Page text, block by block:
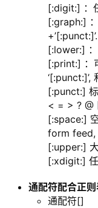
[:digit:] ：
[:graph:]
+’[:punct:]’.
[:lower:]
[:print:] ：
‘[:punct:]’,
[:punct:]
< = > ? @
[:space:]
form feed,
[:upper:]
[:xdigit:]
通配符配合正
通配符[]